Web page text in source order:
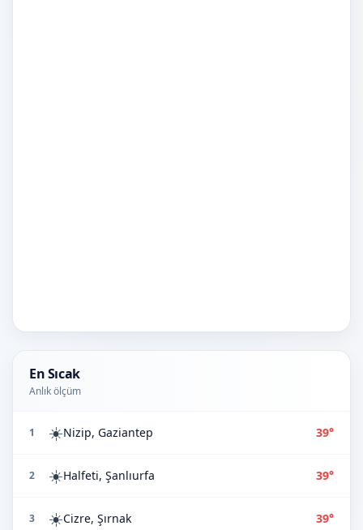
En Sıcak
Anlık ölçüm
1 ☀️Nizip, Gaziantep 39°
2 ☀️Halfeti, Şanlıurfa 39°
3 ☀️Cizre, Şırnak 39°